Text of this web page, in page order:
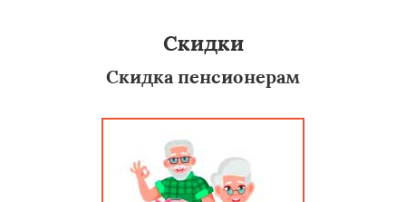
Скидки
Скидка пенсионерам